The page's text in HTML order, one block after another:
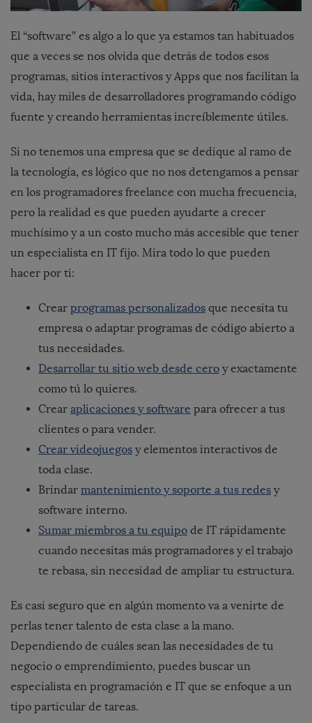
El “software” es algo a lo que ya estamos tan habituados
que a veces se nos olvida que detrás de todos esos
programas, sitios interactivos y Apps que nos facilitan la
vida, hay miles de desarrolladores programando código
fuente y creando herramientas increíblemente útiles.
Si no tenemos una empresa que se dedique al ramo de
la tecnología, es lógico que no nos detengamos a pensar
en los programadores freelance con mucha frecuencia,
pero la realidad es que pueden ayudarte a crecer
muchísimo y a un costo mucho más accesible que tener
un especialista en IT fijo. Mira todo lo que pueden
hacer por ti:
Crear programas personalizados que necesita tu
empresa o adaptar programas de código abierto a
tus necesidades.
Desarrollar tu sitio web desde cero y exactamente
como tú lo quieres.
Crear aplicaciones y software para ofrecer a tus
clientes o para vender.
Crear videojuegos y elementos interactivos de
toda clase.
Brindar mantenimiento y soporte a tus redes y
software interno.
Sumar miembros a tu equipo de IT rápidamente
cuando necesitas más programadores y el trabajo
te rebasa, sin necesidad de ampliar tu estructura.
Es casi seguro que en algún momento va a venirte de
perlas tener talento de esta clase a la mano.
Dependiendo de cuáles sean las necesidades de tu
negocio o emprendimiento, puedes buscar un
especialista en programación e IT que se enfoque a un
tipo particular de tareas.